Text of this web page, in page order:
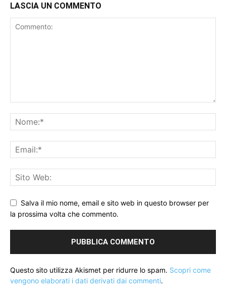
LASCIA UN COMMENTO
Salva il mio nome, email e sito web in questo browser per
la prossima volta che commento.
Questo sito utilizza Akismet per ridurre lo spam. Scopri come
vengono elaborati i dati derivati dai commenti.